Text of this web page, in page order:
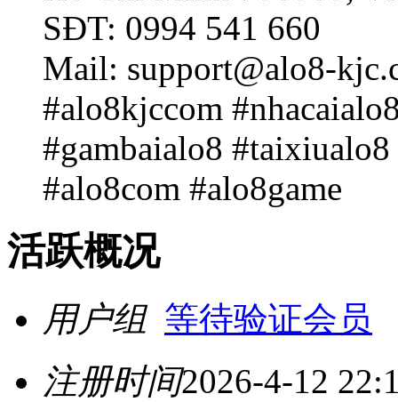
SĐT: 0994 541 660
Mail: support@alo8-
#alo8kjccom
#gambaialo8
#alo8com #alo8game
活跃概况
用户组 等待验证会员
注册时间2026-4-12